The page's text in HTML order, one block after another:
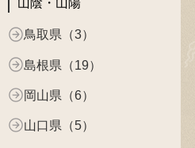
鳥取県（3）
島根県（19）
岡山県（6）
山口県（5）